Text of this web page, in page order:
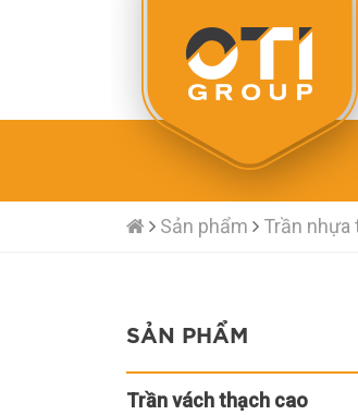
Sản phẩm Trần nhựa
SẢN PHẨM
Trần vách thạch cao